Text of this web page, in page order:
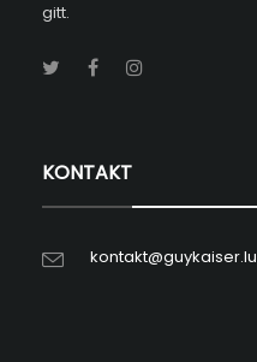
gitt.
KONTAKT
kontakt@guykaiser.lu